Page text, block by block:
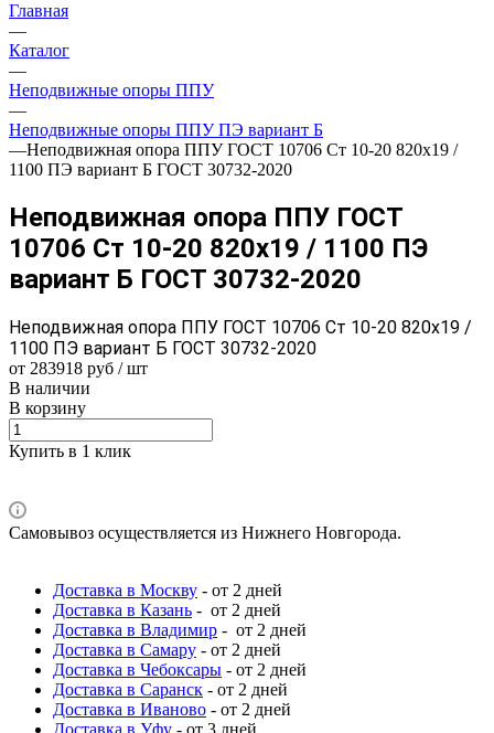
Главная
—
Каталог
—
Неподвижные опоры ППУ
—
Неподвижные опоры ППУ ПЭ вариант Б
—Неподвижная опора ППУ ГОСТ 10706 Ст 10-20 820x19 /
1100 ПЭ вариант Б ГОСТ 30732-2020
Неподвижная опора ППУ ГОСТ
10706 Ст 10-20 820x19 / 1100 ПЭ
вариант Б ГОСТ 30732-2020
Неподвижная опора ППУ ГОСТ 10706 Ст 10-20 820x19 /
1100 ПЭ вариант Б ГОСТ 30732-2020
от 283918 руб / шт
В наличии
В корзину
Купить в 1 клик
Самовывоз осуществляется из Нижнего Новгорода.
Доставка в Москву - от 2 дней
Доставка в Казань - от 2 дней
Доставка в Владимир - от 2 дней
Доставка в Самару - от 2 дней
Доставка в Чебоксары - от 2 дней
Доставка в Саранск - от 2 дней
Доставка в Иваново - от 2 дней
Доставка в Уфу - от 3 дней